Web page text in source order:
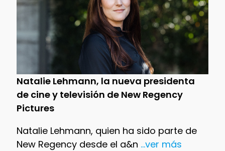
Natalie Lehmann, la nueva presidenta
de cine y televisión de New Regency
Pictures
Natalie Lehmann, quien ha sido parte de
New Regency desde el a&n ...ver más